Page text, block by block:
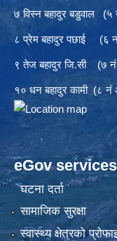
७ विस्न बहादुर बडुवाल
८ प्रेम बहादुर पछाई
९ तेज बहादुर जि.सी
१० धन बहादुर कामी
eGov services
घटना दर्ता
सामाजिक सुरक्षा
स्वास्थ्य क्षेत्रको